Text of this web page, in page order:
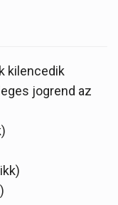
kilencedik
jogrend az